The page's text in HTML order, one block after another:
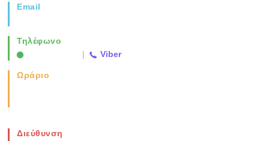
Email
Τηλέφωνο
| Viber
Ωράριο
Διεύθυνση